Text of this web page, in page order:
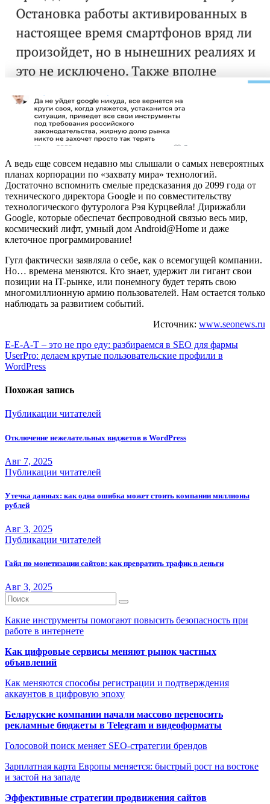
А ведь еще совсем недавно мы слышали о самых невероятных
планах корпорации по «захвату мира» технологий.
Достаточно вспомнить смелые предсказания до 2099 года от
технического директора Google и по совместительству
технологического футуролога Рэя Курцвейла! Дирижабли
Google, которые обеспечат беспроводной связью весь мир,
космический лифт, умный дом Android@Home и даже
клеточное программирование!
Гугл фактически заявляла о себе, как о всемогущей компании.
Но… времена меняются. Кто знает, удержит ли гигант свои
позиции на IT-рынке, или понемногу будет терять свою
многомиллионную армию пользователей. Нам остается только
наблюдать за развитием событий.
Источник: www.seonews.ru
Навигация
по
E-E-A-T – это не про еду: разбираемся в SEO для фармы
UserPro: делаем крутые пользовательские профили в
WordPress
Похожая запись
Публикации читателей
Отключение нежелательных виджетов в WordPress
Авг 7, 2025
Публикации читателей
Утечка данных: как одна ошибка может стоить компании миллионы
рублей
Авг 3, 2025
Публикации читателей
Гайд по монетизации сайтов: как превратить трафик в деньги
Авг 3, 2025
Какие инструменты помогают повысить безопасность при
работе в интернете
Как цифровые сервисы меняют рынок частных
объявлений
Как меняются способы регистрации и подтверждения
аккаунтов в цифровую эпоху
Беларуские компании начали массово переносить
рекламные бюджеты в Telegram и видеоформаты
Голосовой поиск меняет SEO-стратегии брендов
Зарплатная карта Европы меняется: быстрый рост на востоке
и застой на западе
Эффективные стратегии продвижения сайтов